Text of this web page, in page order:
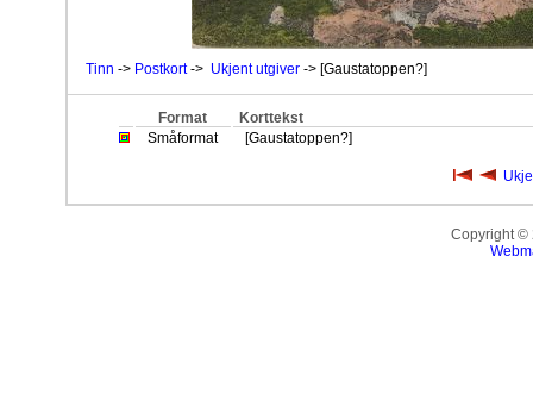
Tinn -> Postkort-> Ukjent utgiver -> [Gaustatoppen?]
Format
Korttekst
Småformat
[Gaustatoppen?]
Copyright ©